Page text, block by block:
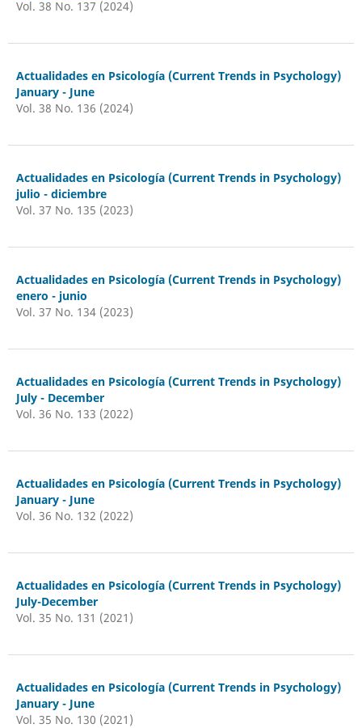
Vol. 38 No. 137 (2024)
Actualidades en Psicología (Current Trends in Psychology)
January - June
Vol. 38 No. 136 (2024)
Actualidades en Psicología (Current Trends in Psychology)
julio - diciembre
Vol. 37 No. 135 (2023)
Actualidades en Psicología (Current Trends in Psychology)
enero - junio
Vol. 37 No. 134 (2023)
Actualidades en Psicología (Current Trends in Psychology)
July - December
Vol. 36 No. 133 (2022)
Actualidades en Psicología (Current Trends in Psychology)
January - June
Vol. 36 No. 132 (2022)
Actualidades en Psicología (Current Trends in Psychology)
July-December
Vol. 35 No. 131 (2021)
Actualidades en Psicología (Current Trends in Psychology)
January - June
Vol. 35 No. 130 (2021)